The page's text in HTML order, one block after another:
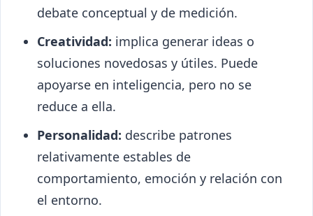
debate conceptual y de medición.
Creatividad: implica generar ideas o
soluciones novedosas y útiles. Puede
apoyarse en inteligencia, pero no se
reduce a ella.
Personalidad: describe patrones
relativamente estables de
comportamiento, emoción y relación con
el entorno.